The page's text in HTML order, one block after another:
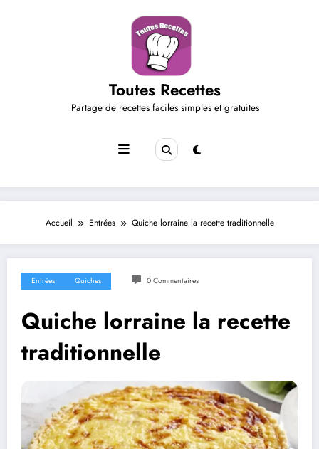
Toutes Recettes
Partage de recettes faciles simples et gratuites
Accueil Entrées Quiche lorraine la recette traditionnelle
Entrées Quiches 0 Commentaires
Quiche lorraine la recette
traditionnelle